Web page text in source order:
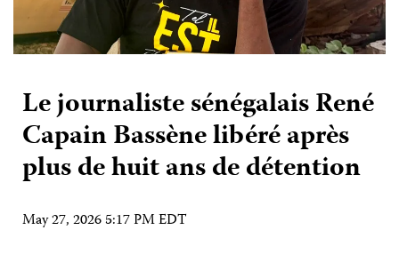
Le journaliste sénégalais René
Capain Bassène libéré après
plus de huit ans de détention
May 27, 2026 5:17 PM EDT